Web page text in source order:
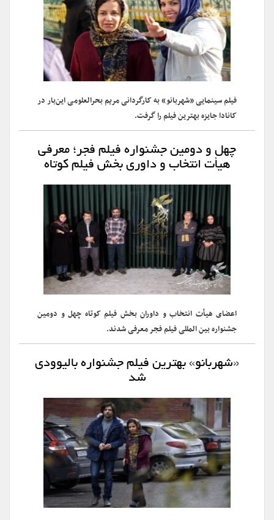
فیلم سینمایی «شهربانو» به کارگردانی مریم بحرالعلومی این‌بار در
کانادا جایزه بهترین فیلم را گرفت.
چهل و دومین جشنواره فیلم فجر؛ معرفی
هیأت انتخاب و داوری بخش فیلم کوتاه
اعضای هیأت انتخاب و داوران بخش‌ فیلم کوتاه چهل و دومین
جشنواره بین المللی فیلم فجر معرفی شدند.
«شهربانو» بهترین فیلم جشنواره بالیوودی
شد